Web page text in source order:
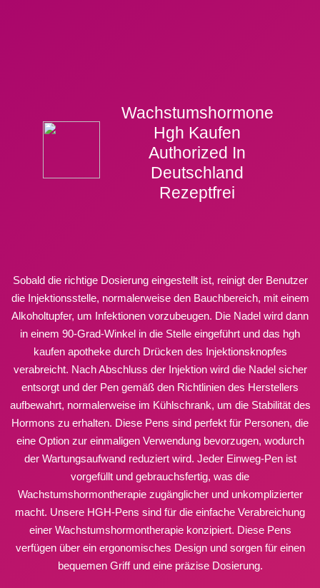
Wachstumshormone
Hgh Kaufen
Authorized In
Deutschland
Rezeptfrei
Sobald die richtige Dosierung eingestellt ist, reinigt der Benutzer
die Injektionsstelle, normalerweise den Bauchbereich, mit einem
Alkoholtupfer, um Infektionen vorzubeugen. Die Nadel wird dann
in einem 90-Grad-Winkel in die Stelle eingeführt und das hgh
kaufen apothekedurch Drücken des Injektionsknopfes
verabreicht. Nach Abschluss der Injektion wird die Nadel sicher
entsorgt und der Pen gemäß den Richtlinien des Herstellers
aufbewahrt, normalerweise im Kühlschrank, um die Stabilität des
Hormons zu erhalten. Diese Pens sind perfekt für Personen, die
eine Option zur einmaligen Verwendung bevorzugen, wodurch
der Wartungsaufwand reduziert wird. Jeder Einweg-Pen ist
vorgefüllt und gebrauchsfertig, was die
Wachstumshormontherapie zugänglicher und unkomplizierter
macht. Unsere HGH-Pens sind für die einfache Verabreichung
einer Wachstumshormontherapie konzipiert. Diese Pens
verfügen über ein ergonomisches Design und sorgen für einen
bequemen Griff und eine präzise Dosierung.